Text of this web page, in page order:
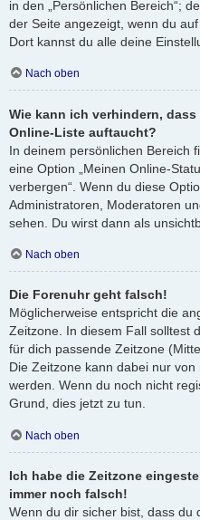
in den „Persönlichen Bereich“;
der Seite angezeigt, wenn du
Dort kannst du alle deine
Nach oben
Wie kann ich verhindern,
Online-Liste auftaucht?
In deinem persönlichen Bereich
eine Option „Meinen Online-
verbergen“. Wenn du diese
Administratoren, Moderatoren
sehen. Du wirst dann als
Nach oben
Die Forenuhr geht falsch!
Möglicherweise entspricht die
Zeitzone. In diesem Fall solltest
für dich passende Zeitzone
Die Zeitzone kann dabei nur
werden. Wenn du noch nicht
Grund, dies jetzt zu tun.
Nach oben
Ich habe die Zeitzone
immer noch falsch!
Wenn du dir sicher bist, dass du